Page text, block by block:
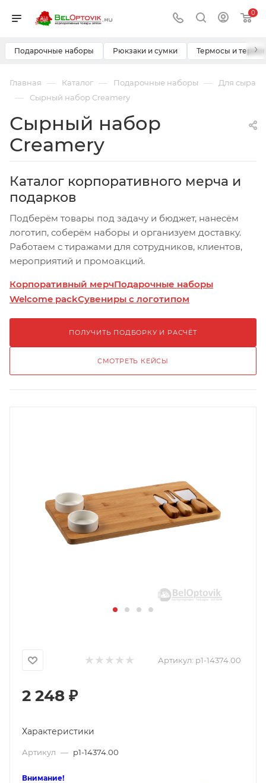
0
Подарочные наборы Рюкзаки и сумки Термосы и ›
Главная — Каталог — Подарочные наборы — Для сыра
— Сырный набор Creamery
Сырный набор
Creamery
Каталог корпоративного мерча и
подарков
Подберём товары под задачу и бюджет, нанесём
логотип, соберём наборы и организуем доставку.
Работаем с тиражами для сотрудников, клиентов,
мероприятий и промоакций.
Корпоративный мерчПодарочные наборы
Welcome packСувениры с логотипом
ПОЛУЧИТЬ ПОДБОРКУ И РАСЧЁТ
СМОТРЕТЬ КЕЙСЫ
Артикул: p1-14374.00
2 248 ₽
Характеристики
Артикул — p1-14374.00
Внимание!